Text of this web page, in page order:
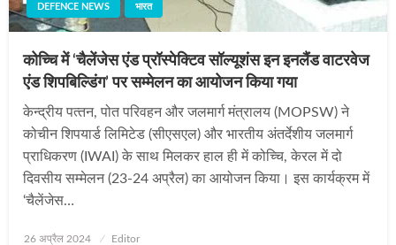
DEFENCE NEWS भारत
कोच्चि में ‘चैलेंजेस एंड प्रॉस्‍पेक्टिव सॉल्‍यूशंस इन इनलैंड वाटरवेज
एंड शिपबिल्डिंग’ पर सम्मेलन का आयोजन किया गया
केन्‍द्रीय पत्‍तन, पोत परिवहन और जलमार्ग मंत्रालय (MOPSW) ने
कोचीन शिपयार्ड लिमिटेड (सीएसएल) और भारतीय अंतर्देशीय जलमार्ग
प्राधिकरण (IWAI) के साथ मिलकर हाल ही में कोच्चि, केरल में दो
दिवसीय सम्मेलन (23-24 अप्रैल) का आयोजन किया। इस कार्यक्रम में
‘चैलेंजेस…
Posted
26 अप्रैल 2024 Editor